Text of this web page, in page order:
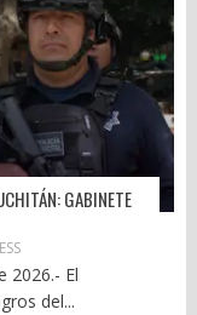
GABINETE
2026.- El
del...